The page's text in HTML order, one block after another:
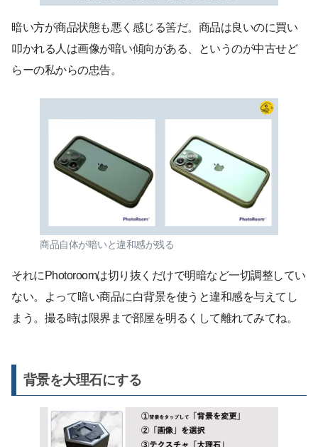
暗い方が商品状態も悪く感じる筈だ。商品は良いのに買い
叩かれる人は画像が暗い傾向がある、というのが中古せど
らーの私からの忠告。
商品自体が暗いと違和感が残る
それにPhotoroomは切り抜くだけで明暗など一切調整してい
ない。よって暗い商品に白背景を使うと違和感を与えてし
まう。撮る時は限界まで部屋を明るくして離れてみてね。
背景を大理石にする